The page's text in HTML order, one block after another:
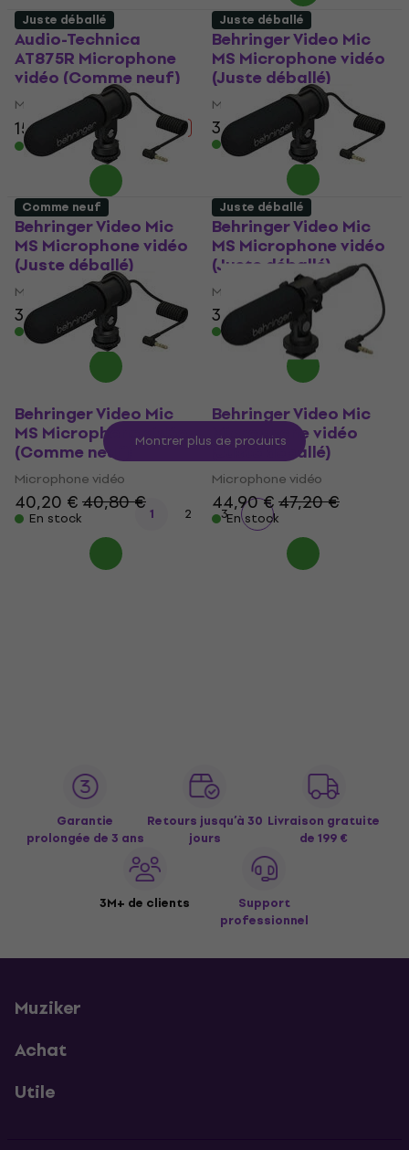
Audio-Technica
AT875R Microphone
vidéo (Comme neuf)
Microphone vidéo
158 € 169,29 €
- 7 %
En stock
Behringer Video Mic
MS Microphone vidéo
(Juste déballé)
Microphone vidéo
38,60 €42,70 €
En stock
Juste déballé
Behringer Video Mic
MS Microphone vidéo
(Juste déballé)
Microphone vidéo
39,80 €43,30 €
En stock
Juste déballé
Behringer Video Mic
MS Microphone vidéo
(Juste déballé)
Microphone vidéo
38,80 € 42,70 €
En stock
Comme neuf
Behringer Video Mic
MS Microphone vidéo
(Comme neuf)
Microphone vidéo
40,20 €40,80 €
En stock
Juste déballé
Behringer Video Mic
Microphone vidéo
(Juste déballé)
Microphone vidéo
44,90 €47,20 €
En stock
Montrer plus de produits
1 2 3
Garantie
prolongée de 3 ans
Retours jusqu’à 30
jours
Livraison gratuite
de 199 €
3M+ de clients
Support
professionnel
Muziker
Achat
Utile